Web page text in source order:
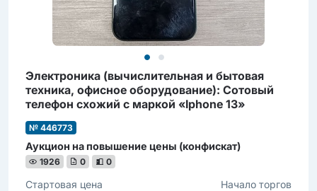
Электроника (вычиcлительная и бытовая
техника, офиcное оборудование): Сотовый
телефон схожий с маркой «Iphone 13»
№ 446773
Аукцион на повышение цены (конфискат)
1926 0 0
Стартовая цена Начало торгов